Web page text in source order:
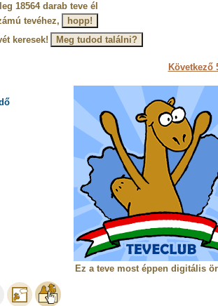
18564 darab teve él
tevéhez,
keresek!
Következő
Ez a teve most éppen digitális